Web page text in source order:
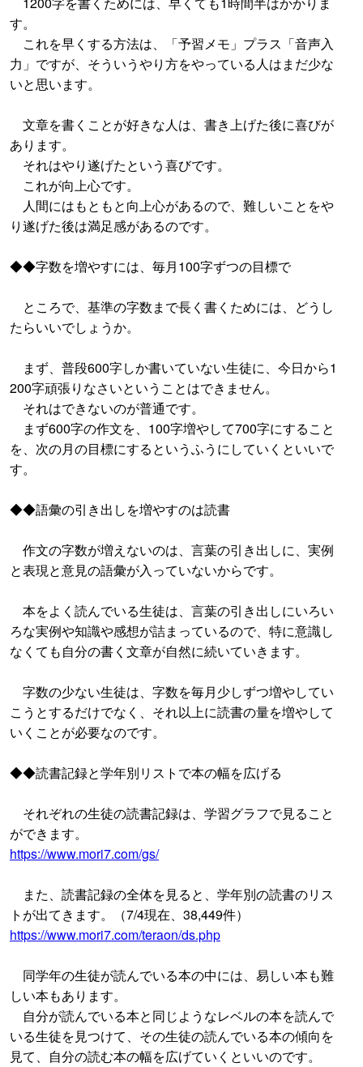
す。
これを早くする方法は、「予習メモ」プラス「音声入
力」ですが、そういうやり方をやっている人はまだ少な
いと思います。
文章を書くことが好きな人は、書き上げた後に喜びが
あります。
それはやり遂げたという喜びです。
これが向上心です。
人間にはもともと向上心があるので、難しいことをや
り遂げた後は満足感があるのです。
◆◆字数を増やすには、毎月100字ずつの目標で
ところで、基準の字数まで長く書くためには、どうし
たらいいでしょうか。
まず、普段600字しか書いていない生徒に、今日から1
200字頑張りなさいということはできません。
それはできないのが普通です。
まず600字の作文を、100字増やして700字にすること
を、次の月の目標にするというふうにしていくといいで
す。
◆◆語彙の引き出しを増やすのは読書
作文の字数が増えないのは、言葉の引き出しに、実例
と表現と意見の語彙が入っていないからです。
本をよく読んでいる生徒は、言葉の引き出しにいろい
ろな実例や知識や感想が詰まっているので、特に意識し
なくても自分の書く文章が自然に続いていきます。
字数の少ない生徒は、字数を毎月少しずつ増やしてい
こうとするだけでなく、それ以上に読書の量を増やして
いくことが必要なのです。
◆◆読書記録と学年別リストで本の幅を広げる
それぞれの生徒の読書記録は、学習グラフで見ること
ができます。
https://www.mori7.com/gs/
また、読書記録の全体を見ると、学年別の読書のリス
トが出てきます。（7/4現在、38,449件）
https://www.mori7.com/teraon/ds.php
同学年の生徒が読んでいる本の中には、易しい本も難
しい本もあります。
自分が読んでいる本と同じようなレベルの本を読んで
いる生徒を見つけて、その生徒の読んでいる本の傾向を
見て、自分の読む本の幅を広げていくといいのです。